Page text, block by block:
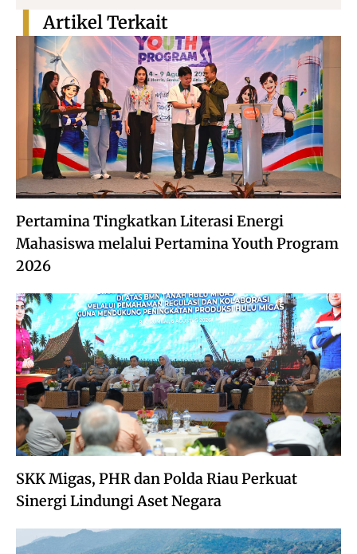
Pertamina Tingkatkan Literasi Energi
Mahasiswa melalui Pertamina Youth Program
2026
SKK Migas, PHR dan Polda Riau Perkuat
Sinergi Lindungi Aset Negara
Artikel Terkait